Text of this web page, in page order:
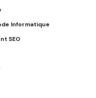
Informatique
SEO